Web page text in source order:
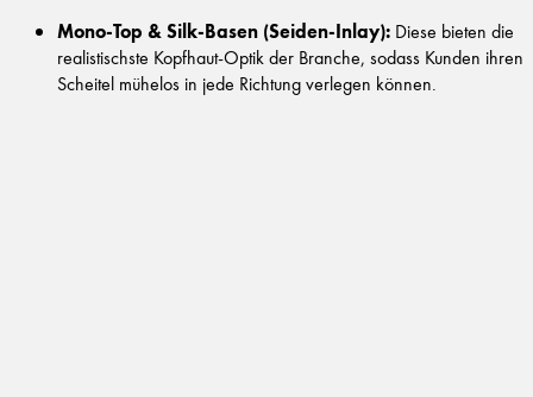
Mono-Top & Silk-Basen (Seiden-Inlay): Diese bieten die
realistischste Kopfhaut-Optik der Branche, sodass Kunden ihren
Scheitel mühelos in jede Richtung verlegen können.